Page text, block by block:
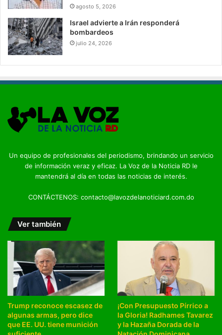
agosto 5, 2026
Israel advierte a Irán responderá
bombardeos
julio 24, 2026
Un equipo de profesionales del periodismo, brindando un servicio
de información veraz y eficaz. La Voz de la Noticia RD le
mantendrá al día en todas las noticias de interés.
CONTÁCTENOS: contacto@lavozdelanoticiard.com.do
Ver también
Trump reconoce escasez de
algunas armas, pero dice
que EE. UU. tiene munición
¡Con Presupuesto Pírrico a
la Gloria! Radhames Tavarez
y la Hazaña Dorada de la